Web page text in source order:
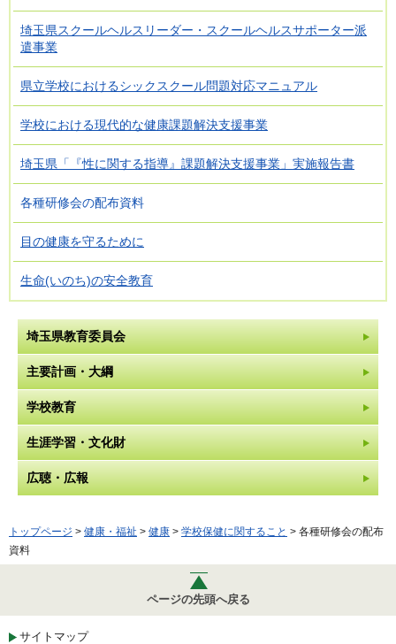
埼玉県スクールヘルスリーダー・スクールヘルスサポーター派
遣事業
県立学校におけるシックスクール問題対応マニュアル
学校における現代的な健康課題解決支援事業
埼玉県「『性に関する指導』課題解決支援事業」実施報告書
各種研修会の配布資料
目の健康を守るために
生命(いのち)の安全教育
埼玉県教育委員会
主要計画・大綱
学校教育
生涯学習・文化財
広聴・広報
トップページ > 健康・福祉 > 健康 > 学校保健に関すること > 各種研修会の配布
資料
ページの先頭へ戻る
サイトマップ